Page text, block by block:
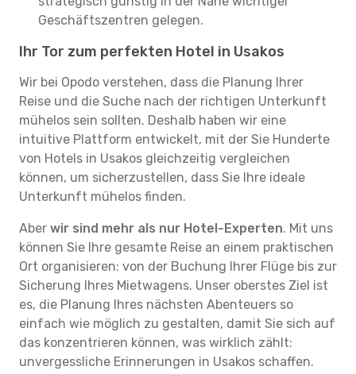
Geschäftszentren gelegen.
Ihr Tor zum perfekten Hotel in Usakos
Wir bei Opodo verstehen, dass die Planung Ihrer
Reise und die Suche nach der richtigen Unterkunft
mühelos sein sollten. Deshalb haben wir eine
intuitive Plattform entwickelt, mit der Sie Hunderte
von Hotels in Usakos gleichzeitig vergleichen
können, um sicherzustellen, dass Sie Ihre ideale
Unterkunft mühelos finden.
Aber wir sind mehr als nur Hotel-Experten. Mit uns
können Sie Ihre gesamte Reise an einem praktischen
Ort organisieren: von der Buchung Ihrer Flüge bis zur
Sicherung Ihres Mietwagens. Unser oberstes Ziel ist
es, die Planung Ihres nächsten Abenteuers so
einfach wie möglich zu gestalten, damit Sie sich auf
das konzentrieren können, was wirklich zählt:
unvergessliche Erinnerungen in Usakos schaffen.